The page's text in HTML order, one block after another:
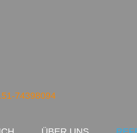
74398094